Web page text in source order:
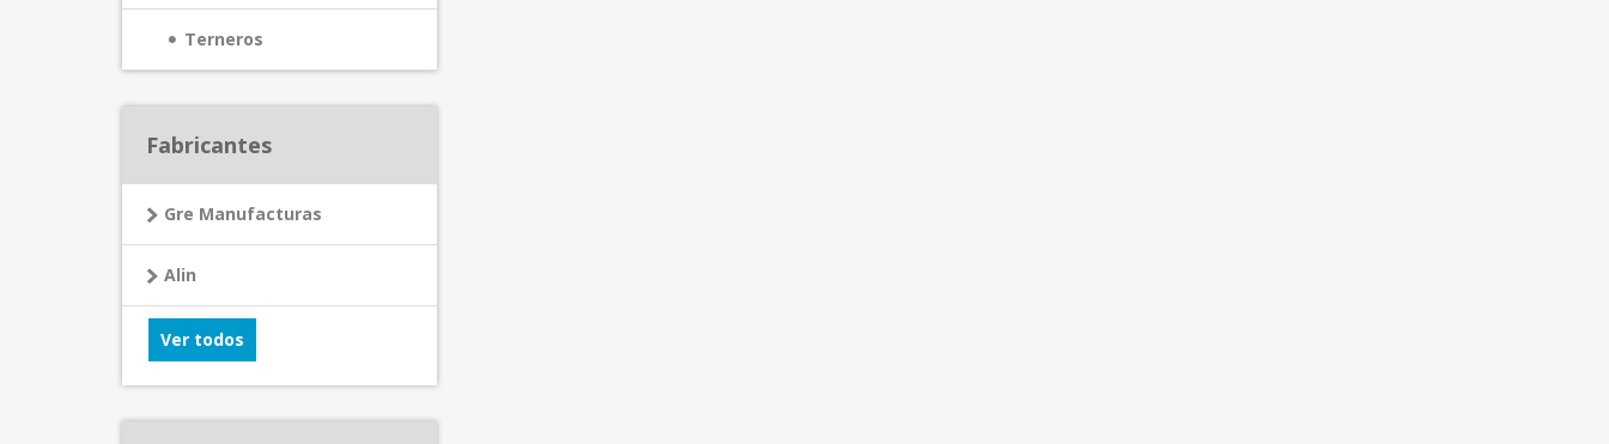
Terneros
Fabricantes
Gre Manufacturas
Alin
Ver todos